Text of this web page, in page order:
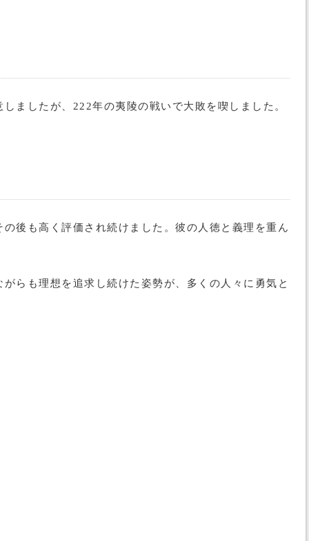
ましたが、222年の夷陵の戦いで大敗を喫しました。
後も高く評価され続けました。彼の人徳と義理を重ん
らも理想を追求し続けた姿勢が、多くの人々に勇気と